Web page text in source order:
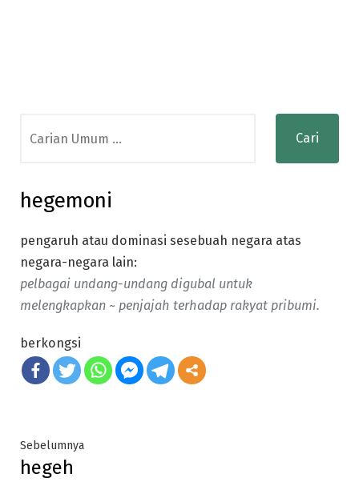
for:
hegemoni
pengaruh atau dominasi sesebuah negara atas
negara-negara lain:
pelbagai undang-undang digubal untuk
melengkapkan ~ penjajah terhadap rakyat pribumi.
berkongsi
Post
navigation
SebelumnyaPrevious
hegeh